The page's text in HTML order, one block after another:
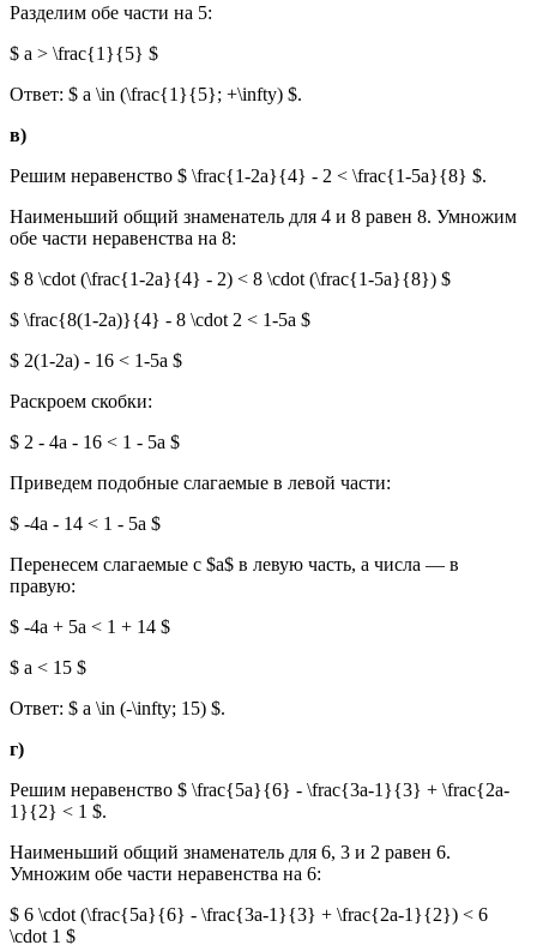
Разделим обе части на 5:
$ a > \frac{1}{5} $
Ответ: $ a \in (\frac{1}{5}; +\infty) $.
в)
Решим неравенство $ \frac{1-2a}{4} - 2 < \frac{1-5a}{8} $.
Наименьший общий знаменатель для 4 и 8 равен 8. Умножим
обе части неравенства на 8:
$ 8 \cdot (\frac{1-2a}{4} - 2) < 8 \cdot (\frac{1-5a}{8}) $
$ \frac{8(1-2a)}{4} - 8 \cdot 2 < 1-5a $
$ 2(1-2a) - 16 < 1-5a $
Раскроем скобки:
$ 2 - 4a - 16 < 1 - 5a $
Приведем подобные слагаемые в левой части:
$ -4a - 14 < 1 - 5a $
Перенесем слагаемые с $a$ в левую часть, а числа — в
правую:
$ -4a + 5a < 1 + 14 $
$ a < 15 $
Ответ: $ a \in (-\infty; 15) $.
г)
Решим неравенство $ \frac{5a}{6} - \frac{3a-1}{3} + \frac{2a-
1}{2} < 1 $.
Наименьший общий знаменатель для 6, 3 и 2 равен 6.
Умножим обе части неравенства на 6:
$ 6 \cdot (\frac{5a}{6} - \frac{3a-1}{3} + \frac{2a-1}{2}) < 6
\cdot 1 $